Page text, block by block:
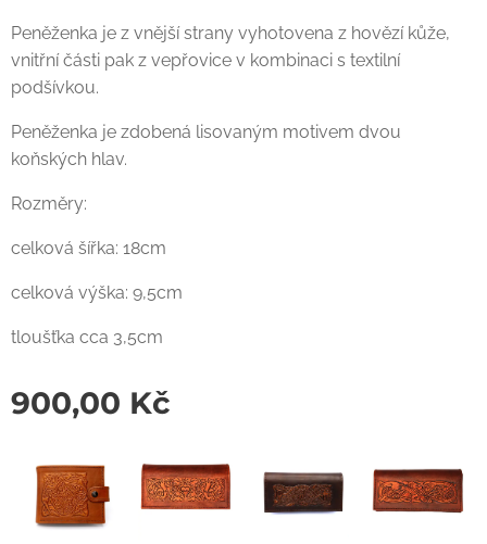
Peněženka je z vnější strany vyhotovena z hovězí kůže,
vnitřní části pak z vepřovice v kombinaci s textilní
podšívkou.
Peněženka je zdobená lisovaným motivem dvou
koňských hlav.
Rozměry:
celková šířka: 18cm
celková výška: 9,5cm
tloušťka cca 3,5cm
900,00 Kč